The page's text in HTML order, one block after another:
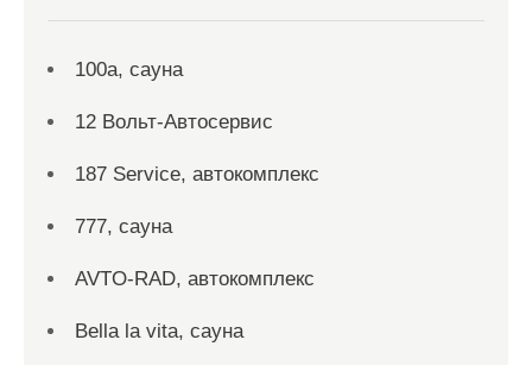
100а, сауна
12 Вольт-Автосервис
187 Service, автокомплекс
777, сауна
AVTO-RAD, автокомплекс
Bella la vita, сауна